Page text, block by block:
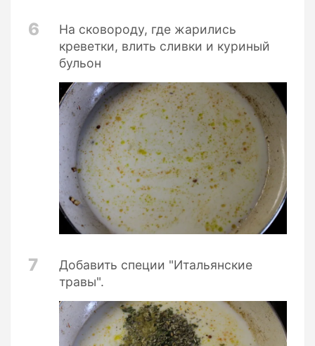
6
На сковороду, где жарились
креветки, влить сливки и куриный
бульон
7
Добавить специи "Итальянские
травы".